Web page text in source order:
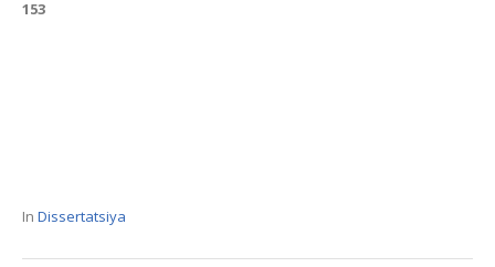
153
In Dissertatsiya